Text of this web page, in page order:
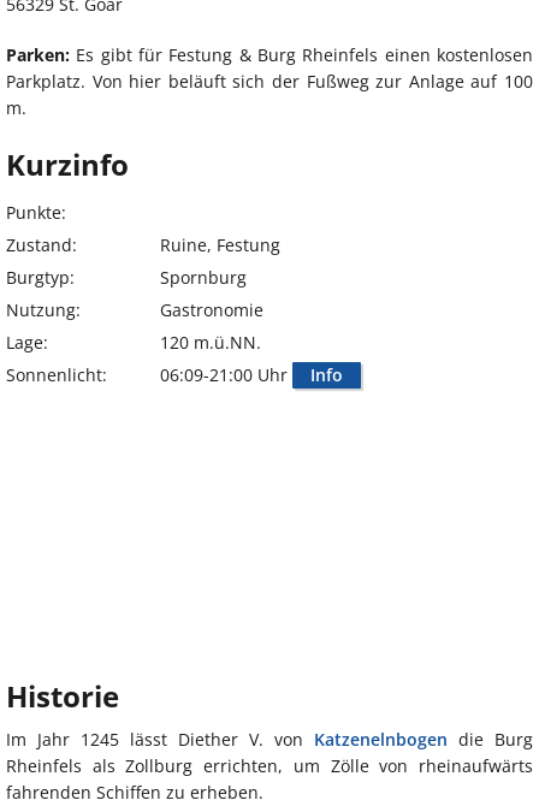
Parken: Es gibt für Festung & Burg Rheinfels einen kostenlosen
Parkplatz. Von hier beläuft sich der Fußweg zur Anlage auf 100
m.
Kurzinfo
Punkte:
Zustand:
Ruine, Festung
Burgtyp:
Spornburg
Nutzung:
Gastronomie
Lage:
120 m.ü.NN.
Sonnenlicht:
06:09-21:00 Uhr Info
Historie
Im Jahr 1245 lässt Diether V. von Katzenelnbogen die Burg
Rheinfels als Zollburg errichten, um Zölle von rheinaufwärts
fahrenden Schiffen zu erheben.